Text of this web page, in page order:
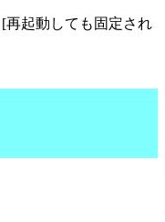
再起動しても固定され